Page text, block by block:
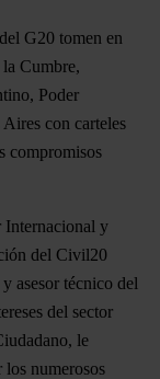
G20 tomen en
Cumbre,
Poder
con carteles
compromisos
Internacional y
del Civil20
asesor técnico del
del sector
le
numerosos